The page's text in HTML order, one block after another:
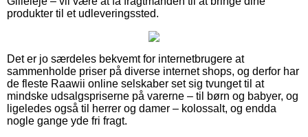
produkter til et udleveringssted.
Det er jo særdeles bekvemt for internetbrugere at
sammenholde priser på diverse internet shops, og derfor har
de fleste Raawii online selskaber set sig tvunget til at
mindske udsalgspriserne på varerne – til børn og babyer, og
ligeledes også til herrer og damer – kolossalt, og endda
nogle gange yde fri fragt.